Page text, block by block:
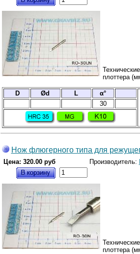
плоттера
D Ød L
α°
30
Нож флюгерного типа для
Цена: 320.00 руб Производитель:
плоттера